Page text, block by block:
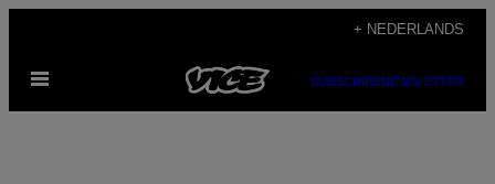
de
+ NEDERLANDS
Open
SUBSCRIBENEWSLETTER